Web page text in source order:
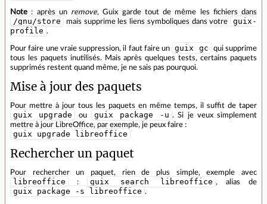
Note : après un remove, Guix garde tout de même les fichiers dans
/gnu/store mais supprime les liens symboliques dans votre
guix-
profile .
Pour faire une vraie suppression, il faut faire un guix gc
qui supprime
tous les paquets inutilisés. Mais après quelques tests, certains paquets
supprimés restent quand même, je ne sais pas pourquoi.
Mise à jour des paquets
Pour mettre à jour tous les paquets en même temps, il suffit de taper
guix upgrade ou guix package -u . Si je veux simplement
mettre à jour LibreOffice, par exemple, je peux faire :
guix upgrade libreoffice
Rechercher un paquet
Pour rechercher un paquet, rien de plus simple, exemple avec
libreoffice : guix search libreoffice , alias de
guix package -s libreoffice .